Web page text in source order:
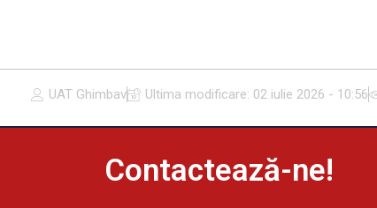
UAT Ghimbav Ultima modificare: 02 iulie 2026 - 10:56
Contactează-ne!